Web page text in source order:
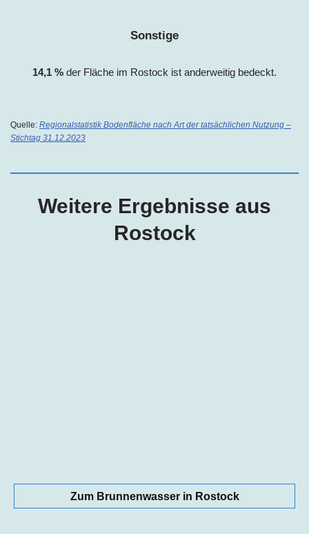
Sonstige
14,1 % der Fläche im Rostock ist anderweitig bedeckt.
Quelle: Regionalstatistik Bodenfläche nach Art der tatsächlichen Nutzung –
Stichtag 31.12.2023
Weitere Ergebnisse aus
Rostock
Zum Brunnenwasser in Rostock